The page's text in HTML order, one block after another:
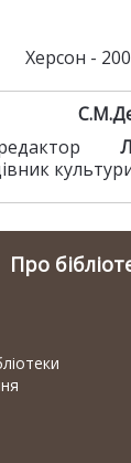
Херсон -
редактор
Про